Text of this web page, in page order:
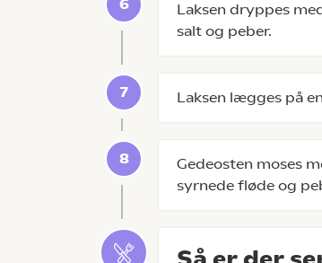
Laksen dryppes
salt og peber.
Laksen lægges på
Gedeosten moses
syrnede fløde og